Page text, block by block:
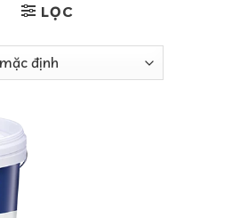
LỌC